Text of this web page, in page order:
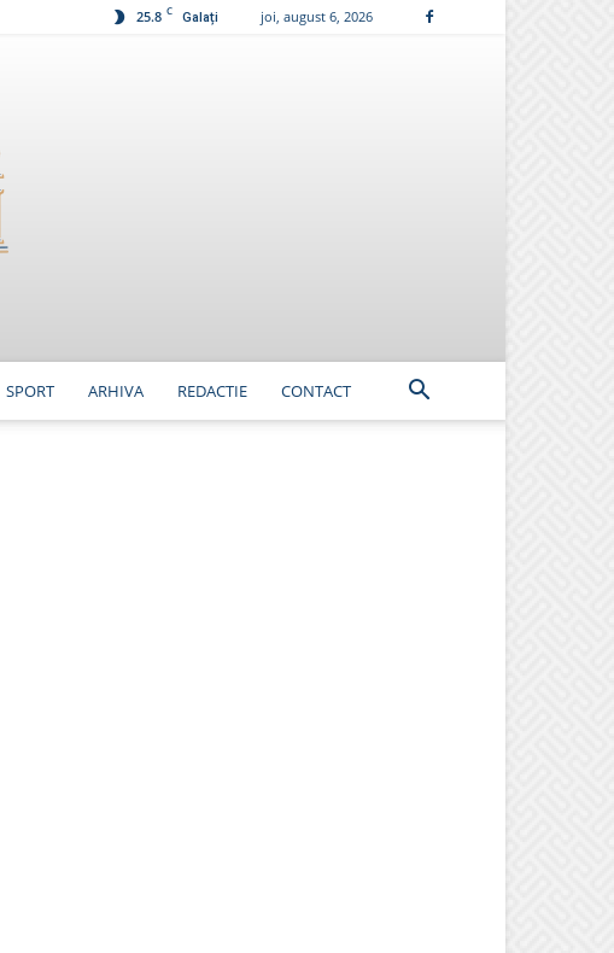
25.8 C Galați joi, august 6, 2026
SPORT ARHIVA REDACTIE CONTACT